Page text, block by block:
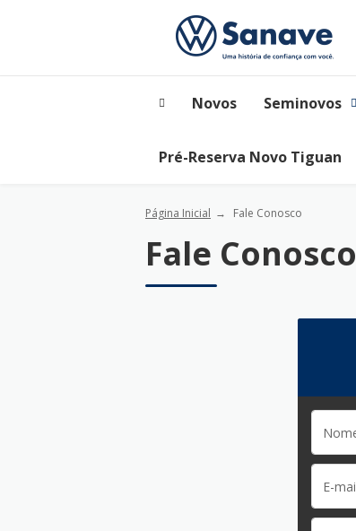
Novos Seminovos
Pré-Reserva Novo Tiguan
Página Inicial Fale Conosco
Fale Conosco